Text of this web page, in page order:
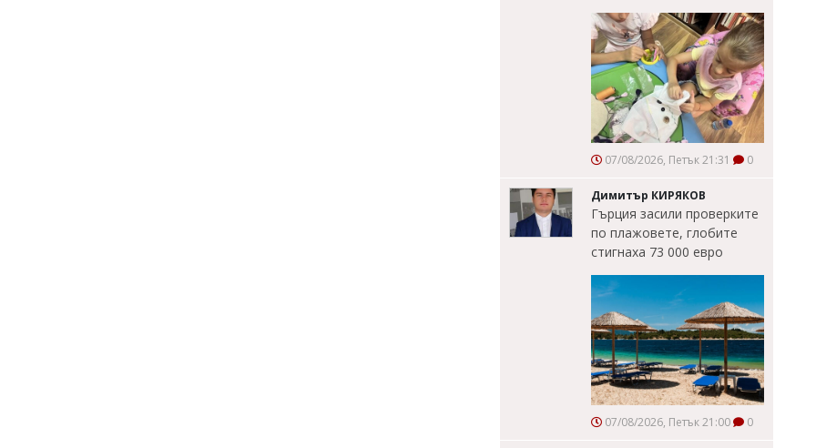
07/08/2026, Петък 21:31 0
Димитър КИРЯКОВ
Гърция засили проверките
по плажовете, глобите
стигнаха 73 000 евро
07/08/2026, Петък 21:00 0